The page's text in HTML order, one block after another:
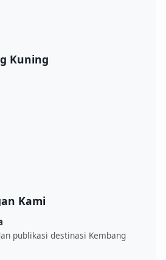
Kuning
Kami
publikasi destinasi Kembang